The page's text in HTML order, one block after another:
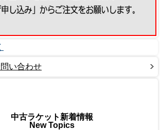
い合わせ
中古ラケット新着情報
New Topics